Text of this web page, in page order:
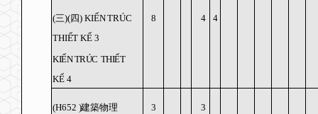
(三)(四) KIẾN TRÚC 8 4
4
THIẾT KẾ 3
KIẾN TRÚC THIẾT
KẾ 4
(H652 )建築物理 3 3